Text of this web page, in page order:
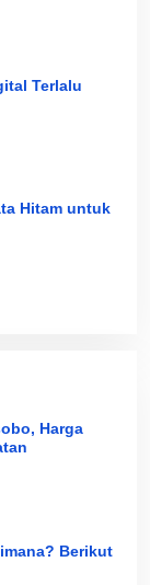
Terlalu
Hitam untuk
Harga
Berikut